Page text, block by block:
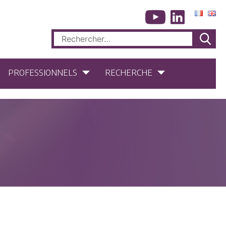
Rechercher :
PROFESSIONNELS RECHERCHE